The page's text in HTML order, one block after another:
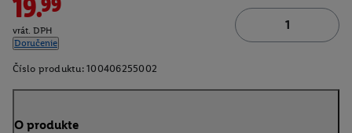
19.99
vrát. DPH
Doručenie
Číslo produktu: 100406255002
O produkte